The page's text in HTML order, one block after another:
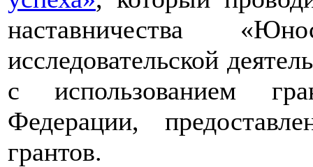
наставничества
исследовательской
с использованием
Федерации,
грантов.